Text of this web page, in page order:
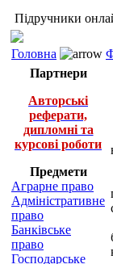
Підручники
Головна
Партнери
Авторські
реферати,
дипломні та
курсові роботи
Предмети
Аграрне право
Адміністративне
право
Банківське
право
Господарське